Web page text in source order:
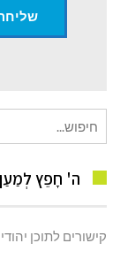
עבור:
ה' חָפֵץ לְמַעַן
קישורים לתוכן יהודי